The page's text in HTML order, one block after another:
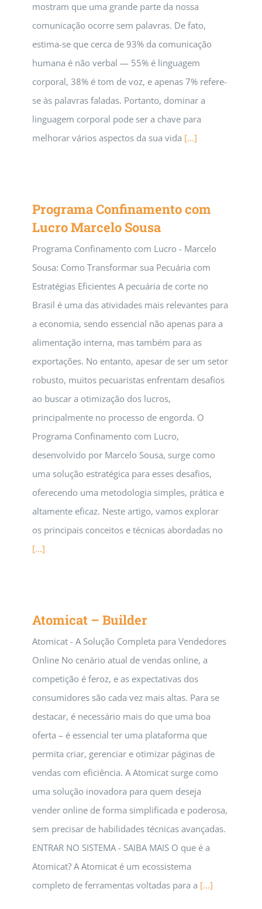
mostram que uma grande parte da nossa
comunicação ocorre sem palavras. De fato,
estima-se que cerca de 93% da comunicação
humana é não verbal — 55% é linguagem
corporal, 38% é tom de voz, e apenas 7% refere-
se às palavras faladas. Portanto, dominar a
linguagem corporal pode ser a chave para
melhorar vários aspectos da sua vida [...]
Programa Confinamento com
Lucro Marcelo Sousa
Programa Confinamento com Lucro - Marcelo
Sousa: Como Transformar sua Pecuária com
Estratégias Eficientes A pecuária de corte no
Brasil é uma das atividades mais relevantes para
a economia, sendo essencial não apenas para a
alimentação interna, mas também para as
exportações. No entanto, apesar de ser um setor
robusto, muitos pecuaristas enfrentam desafios
ao buscar a otimização dos lucros,
principalmente no processo de engorda. O
Programa Confinamento com Lucro,
desenvolvido por Marcelo Sousa, surge como
uma solução estratégica para esses desafios,
oferecendo uma metodologia simples, prática e
altamente eficaz. Neste artigo, vamos explorar
os principais conceitos e técnicas abordadas no
[...]
Atomicat – Builder
Atomicat - A Solução Completa para Vendedores
Online No cenário atual de vendas online, a
competição é feroz, e as expectativas dos
consumidores são cada vez mais altas. Para se
destacar, é necessário mais do que uma boa
oferta – é essencial ter uma plataforma que
permita criar, gerenciar e otimizar páginas de
vendas com eficiência. A Atomicat surge como
uma solução inovadora para quem deseja
vender online de forma simplificada e poderosa,
sem precisar de habilidades técnicas avançadas.
ENTRAR NO SISTEMA - SAIBA MAIS O que é a
Atomicat? A Atomicat é um ecossistema
completo de ferramentas voltadas para a [...]